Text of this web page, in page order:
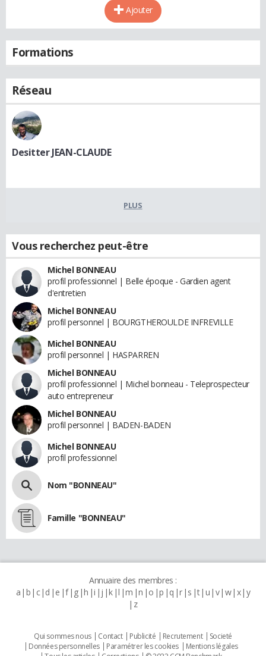
Ajouter
Formations
Réseau
Desitter JEAN-CLAUDE
PLUS
Vous recherchez peut-être
Michel BONNEAU
profil professionnel | Belle époque - Gardien agent
d'entretien
Michel BONNEAU
profil personnel | BOURGTHEROULDE INFREVILLE
Michel BONNEAU
profil personnel | HASPARREN
Michel BONNEAU
profil professionnel | Michel bonneau - Teleprospecteur
auto entrepreneur
Michel BONNEAU
profil personnel | BADEN-BADEN
Michel BONNEAU
profil professionnel
Nom "BONNEAU"
Famille "BONNEAU"
Annuaire des membres :
a b c d e f g h i j k l m n o p q r s t u v w x y
z
Qui sommes nous Contact Publicité Recrutement
Societé
Données personnelles
Paramétrer les cookies
Mentions légales